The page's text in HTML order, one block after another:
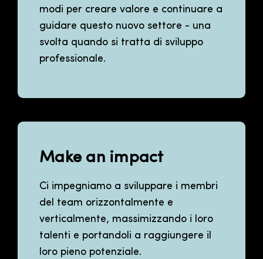
modi per creare valore e continuare a
guidare questo nuovo settore - una
svolta quando si tratta di sviluppo
professionale.
Make an impact
Ci impegniamo a sviluppare i membri
del team orizzontalmente e
verticalmente, massimizzando i loro
talenti e portandoli a raggiungere il
loro pieno potenziale.